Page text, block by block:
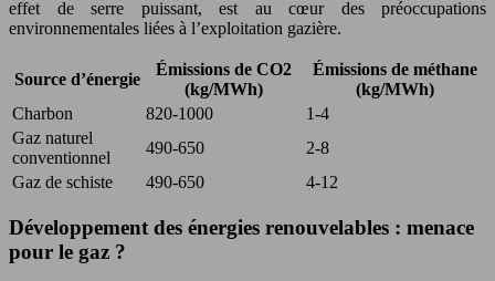
effet de serre puissant, est au cœur des préoccupations
environnementales liées à l’exploitation gazière.
Source d’énergie
Émissions de CO2
(kg/MWh)
Émissions de méthane
(kg/MWh)
Charbon
820-1000
1-4
Gaz naturel
conventionnel
490-650
2-8
Gaz de schiste
490-650 4-12
Développement des énergies renouvelables : menace
pour le gaz ?